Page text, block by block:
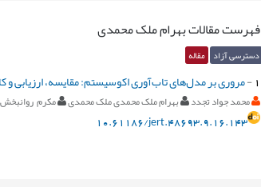
فهرست مقالاتبهرام ملک محمدی
دسترسی آزاد مقاله
1
-مروری بر مدل‌های تاب‌آوری اکوسیستم: مقایسه، ارزیابی و
محمد جواد تجدد بهرام ملک محمدی ملک محمدی مکرم
10.61186/jert.48693.9.16.143